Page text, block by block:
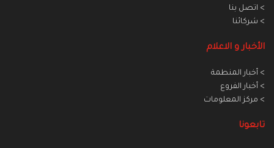
> اتصل بنا
> شركائنا
الأخبار و الاعلام
> أخبار المنطمة
> أخبار الفروع
> مركز المعلومات
تابعونا